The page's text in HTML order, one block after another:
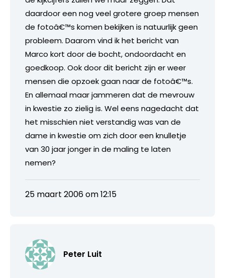
daardoor een nog veel grotere groep mensen
de fotoâ€™s komen bekijken is natuurlijk geen
probleem. Daarom vind ik het bericht van
Marco kort door de bocht, ondoordacht en
goedkoop. Ook door dit bericht zijn er weer
mensen die opzoek gaan naar de fotoâ€™s.
En allemaal maar jammeren dat de mevrouw
in kwestie zo zielig is. Wel eens nagedacht dat
het misschien niet verstandig was van de
dame in kwestie om zich door een knulletje
van 30 jaar jonger in de maling te laten
nemen?
25 maart 2006 om 12:15
Peter Luit